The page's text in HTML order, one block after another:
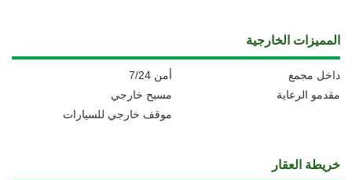
المميزات الخارجية
أمن 7/24
داخل مجمع
مسبح خارجي
مقدمو الرعاية
موقف خارجي للسيارات
خريطة العقار